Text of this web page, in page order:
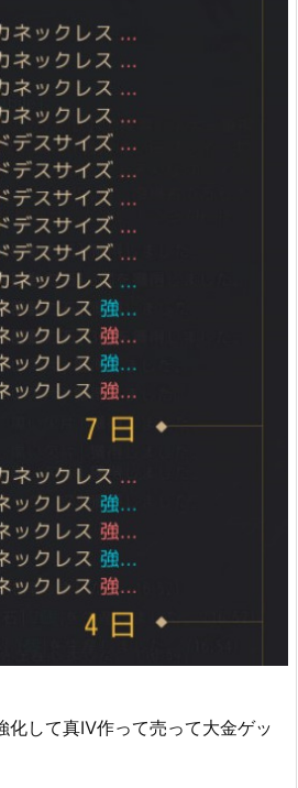
化して真Ⅳ作って売って大金ゲッ